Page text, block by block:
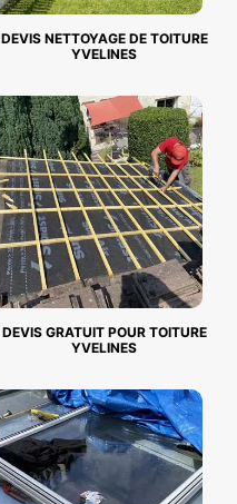
DEVIS NETTOYAGE DE TOITURE
YVELINES
DEVIS GRATUIT POUR TOITURE
YVELINES